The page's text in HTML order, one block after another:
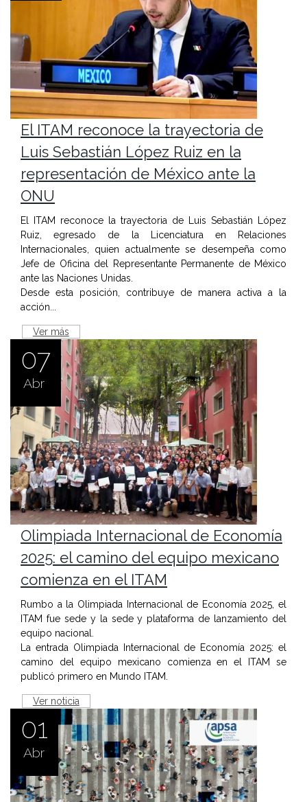
El ITAM reconoce la trayectoria de
Luis Sebastián López Ruiz en la
representación de México ante la
ONU
El ITAM reconoce la trayectoria de Luis Sebastián López
Ruiz, egresado de la Licenciatura en Relaciones
Internacionales, quien actualmente se desempeña como
Jefe de Oficina del Representante Permanente de México
ante las Naciones Unidas.
Desde esta posición, contribuye de manera activa a la
acción...
Ver más
07
Abr
Olimpiada Internacional de Economía
2025: el camino del equipo mexicano
comienza en el ITAM
Rumbo a la Olimpiada Internacional de Economía 2025, el
ITAM fue sede y la sede y plataforma de lanzamiento del
equipo nacional.
La entrada Olimpiada Internacional de Economía 2025: el
camino del equipo mexicano comienza en el ITAM se
publicó primero en Mundo ITAM.
Ver noticia
01
Abr